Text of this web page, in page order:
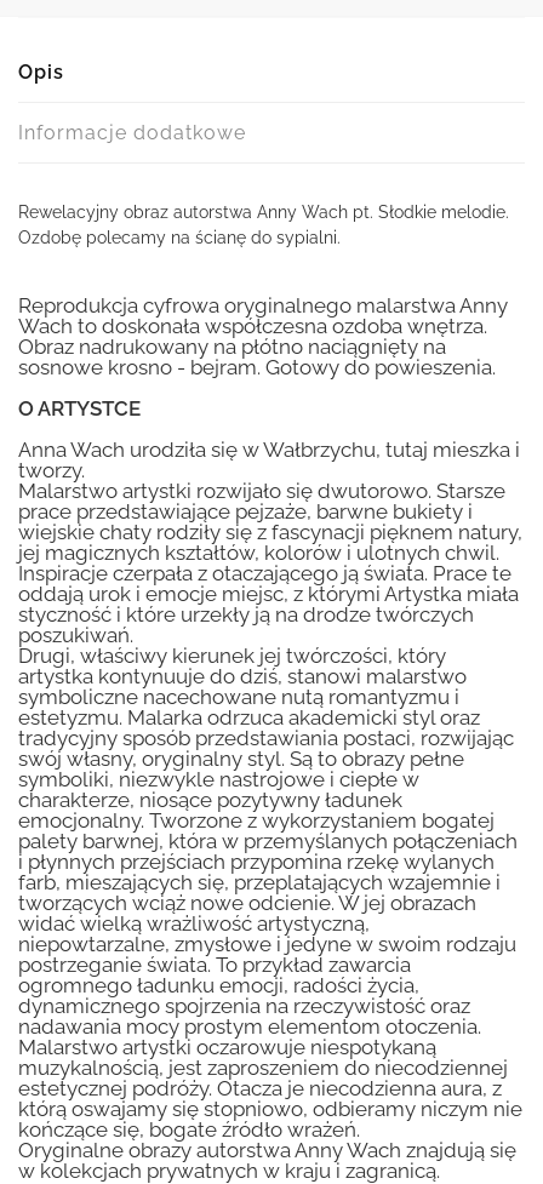
Opis
Informacje dodatkowe
Rewelacyjny obraz autorstwa Anny Wach pt. Słodkie melodie.
Ozdobę polecamy na ścianę do sypialni.
Reprodukcja cyfrowa oryginalnego malarstwa Anny
Wach to doskonała współczesna ozdoba wnętrza.
Obraz nadrukowany na płótno naciągnięty na
sosnowe krosno - bejram. Gotowy do powieszenia.
O ARTYSTCE
Anna Wach urodziła się w Wałbrzychu, tutaj mieszka i
tworzy.
Malarstwo artystki rozwijało się dwutorowo. Starsze
prace przedstawiające pejzaże, barwne bukiety i
wiejskie chaty rodziły się z fascynacji pięknem natury,
jej magicznych kształtów, kolorów i ulotnych chwil.
Inspiracje czerpała z otaczającego ją świata. Prace te
oddają urok i emocje miejsc, z którymi Artystka miała
styczność i które urzekły ją na drodze twórczych
poszukiwań.
Drugi, właściwy kierunek jej twórczości, który
artystka kontynuuje do dziś, stanowi malarstwo
symboliczne nacechowane nutą romantyzmu i
estetyzmu. Malarka odrzuca akademicki styl oraz
tradycyjny sposób przedstawiania postaci, rozwijając
swój własny, oryginalny styl. Są to obrazy pełne
symboliki, niezwykle nastrojowe i ciepłe w
charakterze, niosące pozytywny ładunek
emocjonalny. Tworzone z wykorzystaniem bogatej
palety barwnej, która w przemyślanych połączeniach
i płynnych przejściach przypomina rzekę wylanych
farb, mieszających się, przeplatających wzajemnie i
tworzących wciąż nowe odcienie. W jej obrazach
widać wielką wrażliwość artystyczną,
niepowtarzalne, zmysłowe i jedyne w swoim rodzaju
postrzeganie świata. To przykład zawarcia
ogromnego ładunku emocji, radości życia,
dynamicznego spojrzenia na rzeczywistość oraz
nadawania mocy prostym elementom otoczenia.
Malarstwo artystki oczarowuje niespotykaną
muzykalnością, jest zaproszeniem do niecodziennej
estetycznej podróży. Otacza je niecodzienna aura, z
którą oswajamy się stopniowo, odbieramy niczym nie
kończące się, bogate źródło wrażeń.
Oryginalne obrazy autorstwa Anny Wach znajdują się
w kolekcjach prywatnych w kraju i zagranicą.